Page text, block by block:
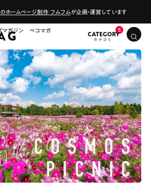
ホームページ制作 フムフムが企画・運営しています
マガジン ペコマガ
CATEGORY